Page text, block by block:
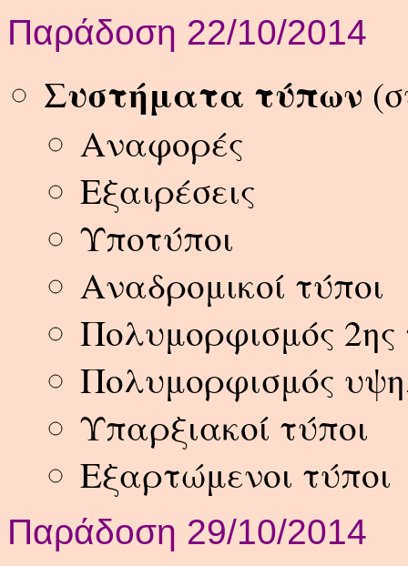
Παράδοση 22/10/2014
Συστήματα τύπων
Αναφορές
Εξαιρέσεις
Υποτύποι
Αναδρομικοί τύποι
Πολυμορφισμός 2ης
Πολυμορφισμός
Υπαρξιακοί τύποι
Εξαρτώμενοι τύποι
Παράδοση 29/10/2014